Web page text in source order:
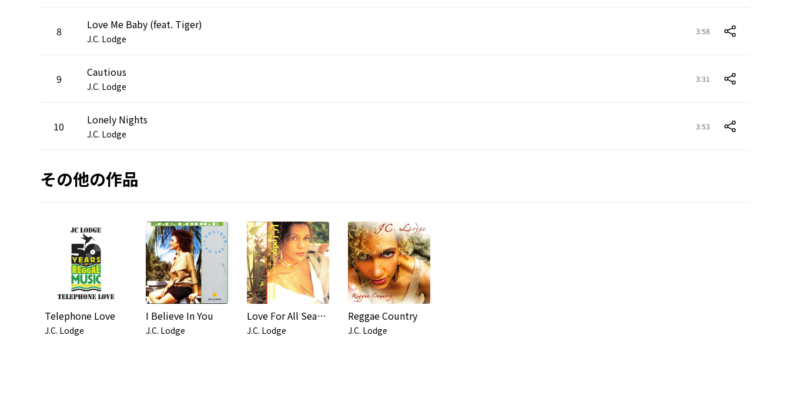
8 Love Me Baby (feat. Tiger)
J.C. Lodge
3:58
9 Cautious
J.C. Lodge
3:31
10 Lonely Nights
J.C. Lodge
3:53
その他の作品
Telephone Love
J.C. Lodge
I Believe In You
J.C. Lodge
Love For All Seasons
J.C. Lodge
Reggae Country
J.C. Lodge